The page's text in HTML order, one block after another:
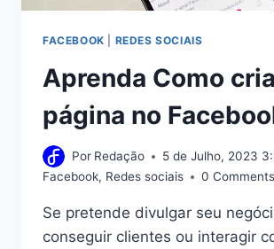
FACEBOOK REDES SOCIAIS
Aprenda Como
página no
Por Redação
5 de Julho, 2023
Facebook, Redes sociais 0 Comments
Se pretende divulgar seu
conseguir clientes ou interagir